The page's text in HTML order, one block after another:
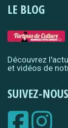
LE BLOG
Découvrez
et vidéos de
SUIVEZ-NOUS